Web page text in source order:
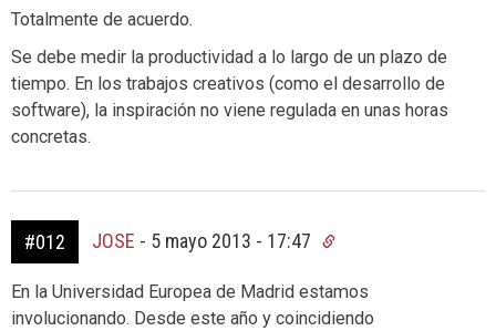
Totalmente de acuerdo.
Se debe medir la productividad a lo largo de un plazo de
tiempo. En los trabajos creativos (como el desarrollo de
software), la inspiración no viene regulada en unas horas
concretas.
#012 JOSE - 5 mayo 2013 - 17:47
En la Universidad Europea de Madrid estamos
involucionando. Desde este año y coincidiendo